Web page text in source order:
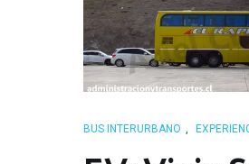
BUS INTERURBANO ,